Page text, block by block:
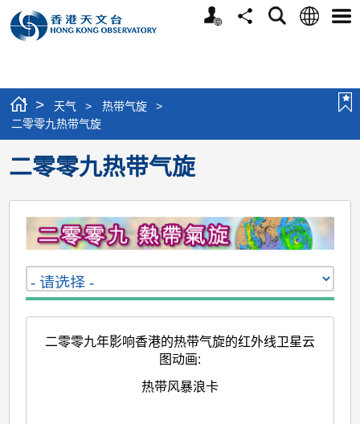
个
分
搜
语
选
> 天气 > 热带气旋
>
二零零九热带气旋
二零零九热带气旋
二零零九年影响香港的热带气旋的红外线卫星云
图动画:
热带风暴浪卡